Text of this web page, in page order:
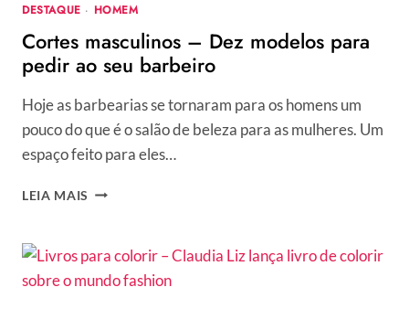
DESTAQUE · HOMEM
Cortes masculinos – Dez modelos para
pedir ao seu barbeiro
Hoje as barbearias se tornaram para os homens um
pouco do que é o salão de beleza para as mulheres. Um
espaço feito para eles…
LEIA MAIS CORTES
MODELOS
PARA